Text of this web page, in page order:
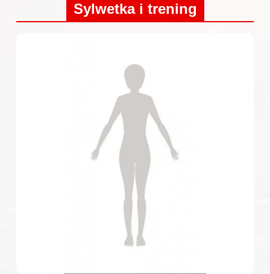
Sylwetka i trening